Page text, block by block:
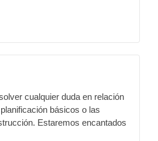
cualquier duda en relación
básicos o las
Estaremos encantados